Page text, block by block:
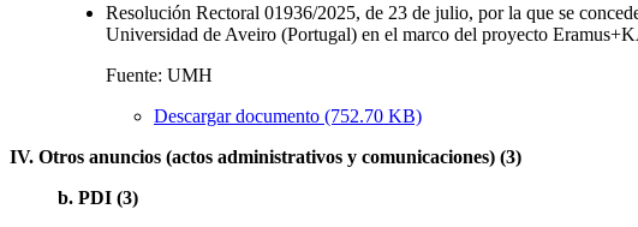
Resolución Rectoral 01936/2025, de 23 de julio, por la que se
Universidad de Aveiro (Portugal) en el marco del proyecto
Fuente: UMH
Descargar documento (752.70 KB)
IV. Otros anuncios (actos administrativos y comunicaciones) (3)
b. PDI (3)